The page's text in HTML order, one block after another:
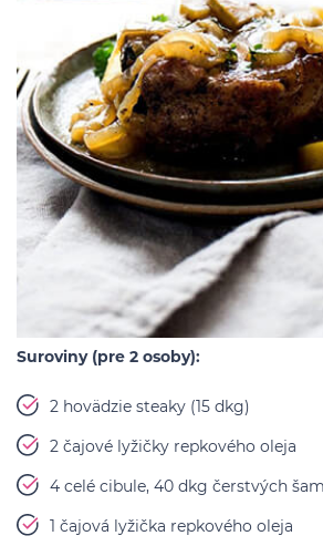
Suroviny (pre 2 osoby):
2 hovädzie steaky (15 dkg)
2 čajové lyžičky repkového oleja
4 celé cibule, 40 dkg čerstvých
1 čajová lyžička repkového oleja